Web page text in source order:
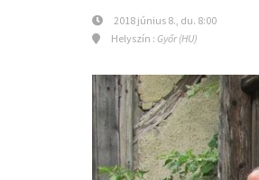
2018 június 8., du. 8:00
Helyszín : Győr (HU)